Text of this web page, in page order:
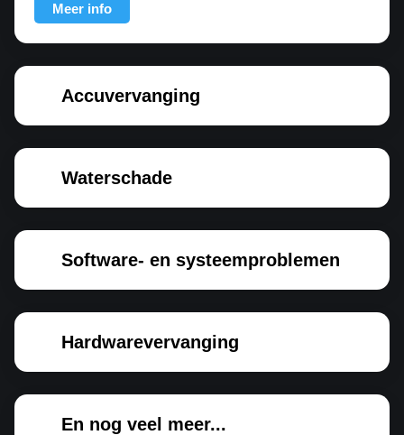
Meer info
Accuvervanging
Waterschade
Software- en systeemproblemen
Hardwarevervanging
En nog veel meer...